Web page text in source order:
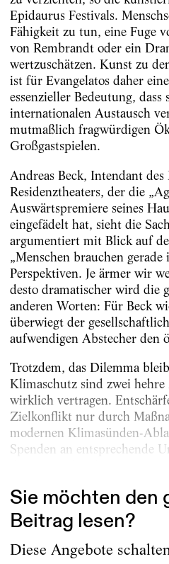
Epidaurus Festivals.
Fähigkeit zu tun, eine Fuge
von Rembrandt oder ein
wertzuschätzen. Kunst zu
ist für Evangelatos daher
essenzieller Bedeutung,
internationalen Austausch
mutmaßlich fragwürdigen
Großgastspielen.
Andreas Beck, Intendant
Residenztheaters, der die
Auswärtspremiere seines
eingefädelt hat, sieht die
argumentiert mit Blick auf
„Menschen brauchen
Perspektiven. Je ärmer wir
desto dramatischer wird die
anderen Worten: Für Beck
überwiegt der
aufwendigen Abstecher den
Trotzdem, das Dilemma
Klimaschutz sind zwei
wirklich vertragen.
Zielkonflikt nur durch
modernen Klimasünden-
Spenden an entsprechende
Sie möchten den
Beitrag lesen?
Diese Angebote